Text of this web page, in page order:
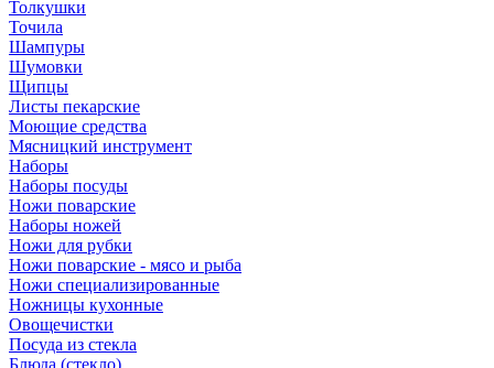
Толкушки
Точила
Шампуры
Шумовки
Щипцы
Листы пекарские
Моющие средства
Мясницкий инструмент
Наборы
Наборы посуды
Ножи поварские
Наборы ножей
Ножи для рубки
Ножи поварские - мясо и рыба
Ножи специализированные
Ножницы кухонные
Овощечистки
Посуда из стекла
Блюда (стекло)